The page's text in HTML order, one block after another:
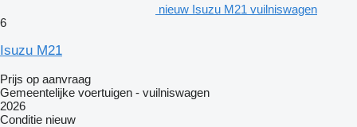
nieuw Isuzu M21 vuilniswagen
6
Isuzu M21
Prijs op aanvraag
Gemeentelijke voertuigen - vuilniswagen
2026
Conditie nieuw